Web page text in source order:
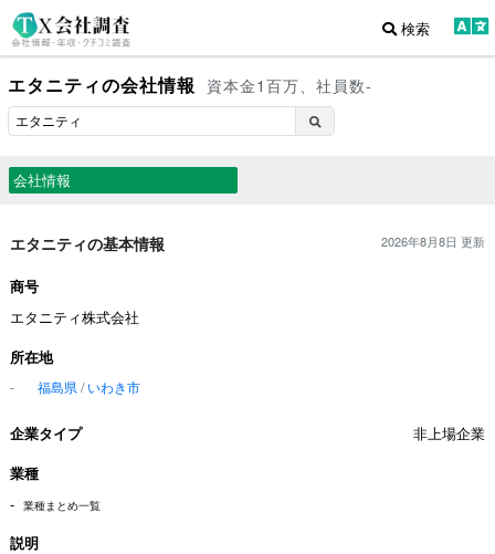
検索
エタニティの会社情報 資本金1百万、社員数-
会社情報
エタニティの基本情報 2026年8月8日 更新
商号
エタニティ株式会社
所在地
- 福島県/いわき市
企業タイプ
非上場企業
業種
- 業種まとめ一覧
説明